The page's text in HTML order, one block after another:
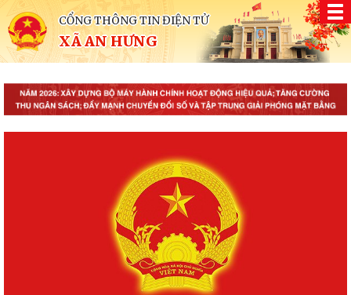
CỔNG THÔNG TIN ĐIỆN TỬ
XÃ AN HƯNG
Kế hoạch số 197/KH-UBND ngày 06/8/2026 của
UBND xã An Hưng về việc triển khai hoạt động chăm
sóc sức khỏe Bà mẹ - Trẻ em, Sức khỏe sinh sản năm
2026 trên địa bàn xã An Hưng